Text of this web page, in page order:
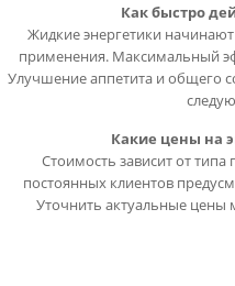
Как быстро
Жидкие энергетики начинают
применения. Максимальный
Улучшение аппетита и общего
Какие цены на
Стоимость зависит от
постоянных клиентов
Уточнить актуальные